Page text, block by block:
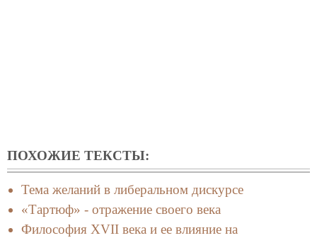
ПОХОЖИЕ ТЕКСТЫ:
Тема желаний в либеральном дискурсе
«Тартюф» - отражение своего века
Философия XVII века и ее влияние на